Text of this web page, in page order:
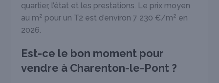
quartier, l’état et les prestations. Le prix moyen
au m² pour un T2 est d’environ 7 230 €/m² en
2026.
Est-ce le bon moment pour
vendre à Charenton-le-Pont ?